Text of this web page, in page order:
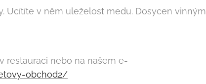
Ucítíte v něm uleželost medu. Dosycen vinným
restauraci nebo na našem e-
obchod2/